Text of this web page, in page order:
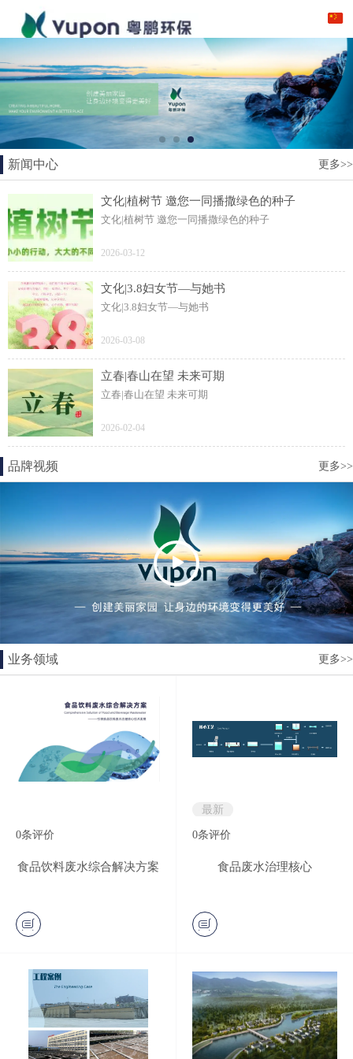
新闻中心 更多>>
文化|植树节 邀您一同播撒绿色的种子
文化|植树节 邀您一同播撒绿色的种子
2026-03-12
文化|3.8妇女节—与她书
文化|3.8妇女节—与她书
2026-03-08
立春|春山在望 未来可期
立春|春山在望 未来可期
2026-02-04
品牌视频 更多>>
业务领域 更多>>
0条评价
食品饮料废水综合解决方案
最新
0条评价
食品废水治理核心